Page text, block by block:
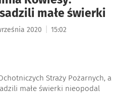
małe świerki
2020 15:02
Straży Pożarnych, a
małe świerki nieopodal